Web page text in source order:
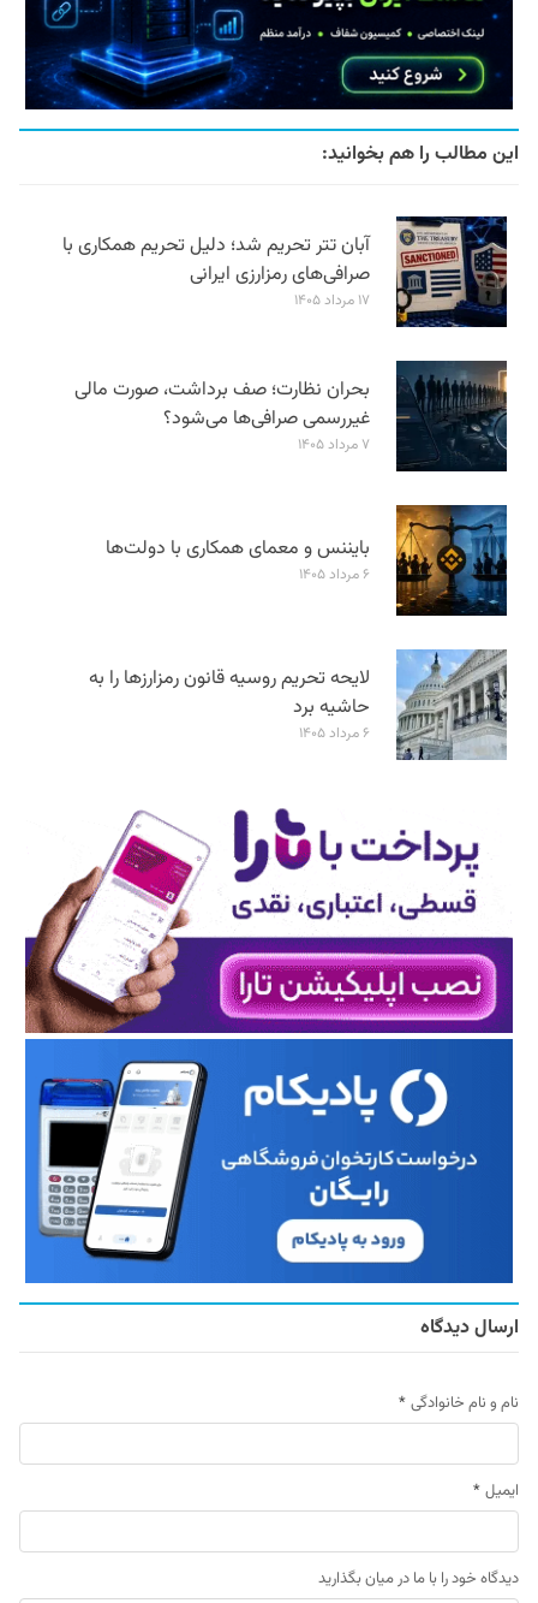
این مطالب را هم بخوانید:
آبان تتر تحریم شد؛ دلیل تحریم همکاری با
صرافی‌های رمزارزی ایرانی
۱۷ مرداد ۱۴۰۵
بحران نظارت؛ صف برداشت، صورت مالی
غیررسمی صرافی‌ها می‌شود؟
۷ مرداد ۱۴۰۵
بایننس و معمای همکاری با دولت‌ها
۶ مرداد ۱۴۰۵
لایحه تحریم روسیه قانون رمزارزها را به
حاشیه برد
۶ مرداد ۱۴۰۵
ارسال دیدگاه
نام و نام خانوادگی *
ایمیل *
دیدگاه خود را با ما در میان بگذارید